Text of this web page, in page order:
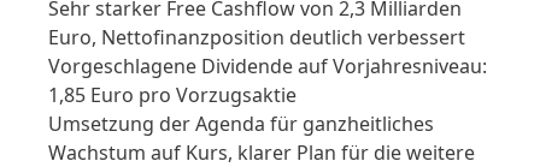
Sehr starker Free Cashflow von 2,3 Milliarden
Euro, Nettofinanzposition deutlich verbessert
Vorgeschlagene Dividende auf Vorjahresniveau:
1,85 Euro pro Vorzugsaktie
Umsetzung der Agenda für ganzheitliches
Wachstum auf Kurs, klarer Plan für die weitere